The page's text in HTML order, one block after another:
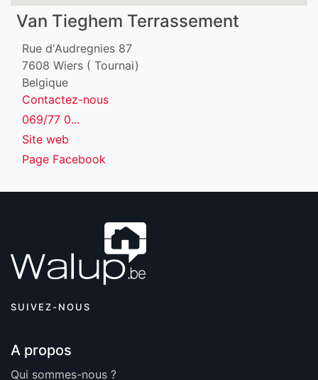
Van Tieghem Terrassement
Rue d'Audregnies 87
7608 Wiers ( Tournai)
Belgique
Contactez-nous
069/77 0...
Site web
Page Facebook
SUIVEZ-NOUS
A propos
Qui sommes-nous ?